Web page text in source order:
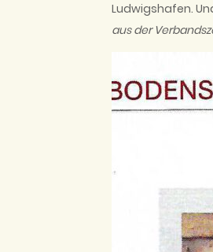
Ludwigshafen.
aus der